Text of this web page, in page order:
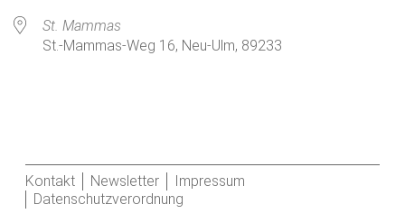
St. Mammas
St.-Mammas-Weg 16, Neu-Ulm, 89233
Kontakt Newsletter
Impressum
Datenschutzverordnung